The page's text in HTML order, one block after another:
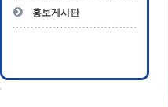
홍보게시판